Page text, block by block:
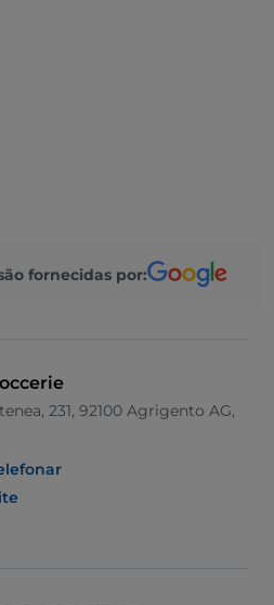
fornecidas por:
231, 92100 Agrigento AG,